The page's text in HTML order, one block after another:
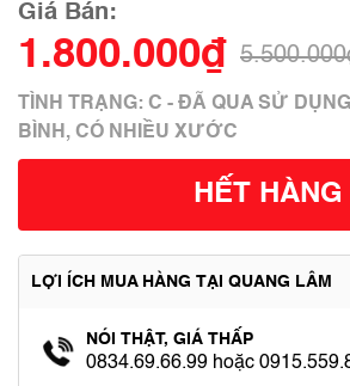
Giá Bán:
1.800.000₫
TÌNH TRẠNG: C - ĐÃ QUA SỬ
BÌNH, CÓ NHIỀU XƯỚC
HẾT HÀNG
LỢI ÍCH MUA HÀNG TẠI QUANG LÂM
NÓI THẬT, GIÁ THẤP
0834.69.66.99 hoặc